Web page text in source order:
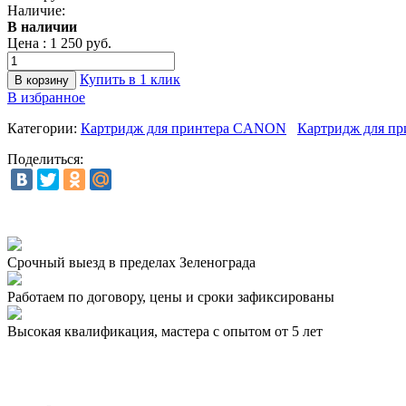
Наличие:
В наличии
Цена : 1 250 руб.
Купить в 1 клик
В избранное
Категории: Картридж для принтера CANON
Картридж для
Поделиться:
Срочный выезд в пределах Зеленограда
Работаем по договору, цены и сроки зафиксированы
Высокая квалификация, мастера с опытом от 5 лет